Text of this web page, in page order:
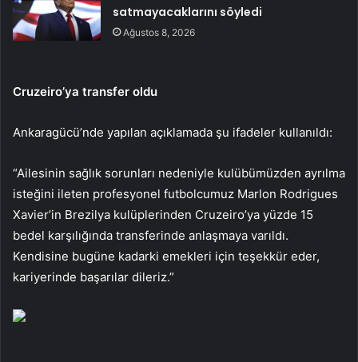
satmayacaklarını söyledi
Ağustos 8, 2026
Cruzeiro’ya transfer oldu
Ankaragücü’nde yapılan açıklamada şu ifadeler kullanıldı:
“Ailesinin sağlık sorunları nedeniyle kulübümüzden ayrılma
isteğini ileten profesyonel futbolcumuz Marlon Rodrigues
Xavier’in Brezilya kulüplerinden Cruzeiro’ya yüzde 15
bedel karşılığında transferinde anlaşmaya varıldı.
Kendisine bugüne kadarki emekleri için teşekkür eder,
kariyerinde başarılar dileriz.”